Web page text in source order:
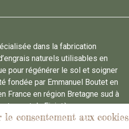
le consentement aux cookies
dans la fabrication
naturels utilisables en
pour régénérer le sol et soigner
fondée par Emmanuel Boutet en
France en région Bretagne sud à
du Finistère.